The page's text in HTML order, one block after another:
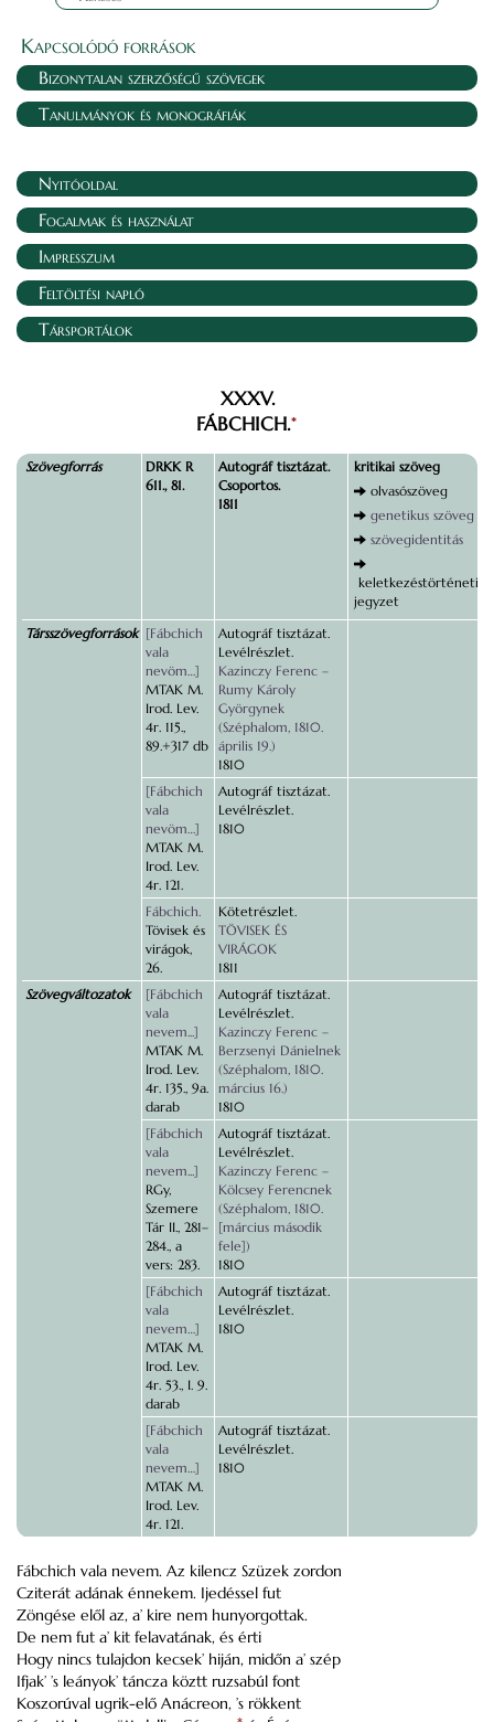
Kapcsolódó források
Bizonytalan szerzőségű szövegek
Tanulmányok és monográfiák
Nyitóoldal
Fogalmak és használat
Impresszum
Feltöltési napló
Társportálok
XXXV.
FÁBCHICH.*
Szövegforrás
DRKK R
611., 81.
Autográf tisztázat.
Csoportos.
1811
kritikai szöveg
olvasószöveg
genetikus szöveg
szövegidentitás
keletkezéstörténeti
jegyzet
Társszövegforrások [Fábchich
vala
nevöm…]
MTAK M.
Irod. Lev.
4r. 115.,
89.+317 db
Autográf tisztázat.
Levélrészlet.
Kazinczy Ferenc –
Rumy Károly
Györgynek
(Széphalom, 1810.
április 19.)
1810
[Fábchich
vala
nevöm…]
MTAK M.
Irod. Lev.
4r. 121.
Autográf tisztázat.
Levélrészlet.
1810
Fábchich.
Tövisek és
virágok,
26.
Kötetrészlet.
TÖVISEK ÉS
VIRÁGOK
1811
Szövegváltozatok
[Fábchich
vala
nevem...]
MTAK M.
Irod. Lev.
4r. 135., 9a.
darab
Autográf tisztázat.
Levélrészlet.
Kazinczy Ferenc –
Berzsenyi Dánielnek
(Széphalom, 1810.
március 16.)
1810
[Fábchich
vala
nevem...]
RGy,
Szemere
Tár II., 281–
284., a
vers: 283.
Autográf tisztázat.
Levélrészlet.
Kazinczy Ferenc –
Kölcsey Ferencnek
(Széphalom, 1810.
[március második
fele])
1810
[Fábchich
vala
nevem…]
MTAK M.
Irod. Lev.
4r. 53., I. 9.
darab
Autográf tisztázat.
Levélrészlet.
1810
[Fábchich
vala
nevem…]
MTAK M.
Irod. Lev.
4r. 121.
Autográf tisztázat.
Levélrészlet.
1810
Fábchich vala nevem. Az kilencz Szüzek zordon
Cziterát adának énnekem. Ijedéssel fut
Zöngése elől az, a’ kire nem hunyorgottak.
De nem fut a’ kit felavatának, és érti
Hogy nincs tulajdon kecsek’ hiján, midőn a’ szép
Ifjak’ ’s leányok’ táncza köztt ruzsabúl font
Koszorúval ugrik-elő Anácreon, ’s rökkent